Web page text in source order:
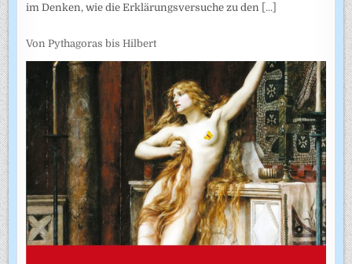
im Denken, wie die Erklärungsversuche zu den [...]
Von Pythagoras bis Hilbert